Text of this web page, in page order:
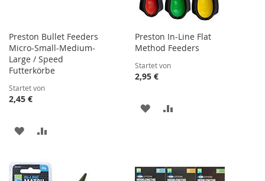
Preston Bullet Feeders
Micro-Small-Medium-
Large / Speed
Futterkörbe
Startet von
2,45 €
ZUR
HINZUFÜGEN
HINZUFÜGEN
Preston In-Line Flat
Method Feeders
Startet von
2,95 €
ZUR